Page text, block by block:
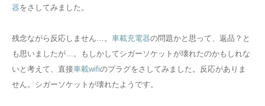
器をさしてみました。
残念ながら反応しません…。 車載充電器の問題かと思って、返品？と
も思いましたが…。もしかしてシガーソケットが壊れたのかもしれな
いと考えて、直接車載wifiのプラグをさしてみました。反応がありま
せん。シガーソケットが壊れたようです。